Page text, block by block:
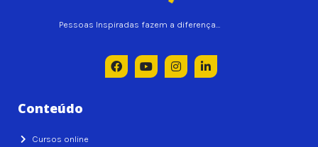
Pessoas Inspiradas fazem a diferença…
Conteúdo
Cursos online